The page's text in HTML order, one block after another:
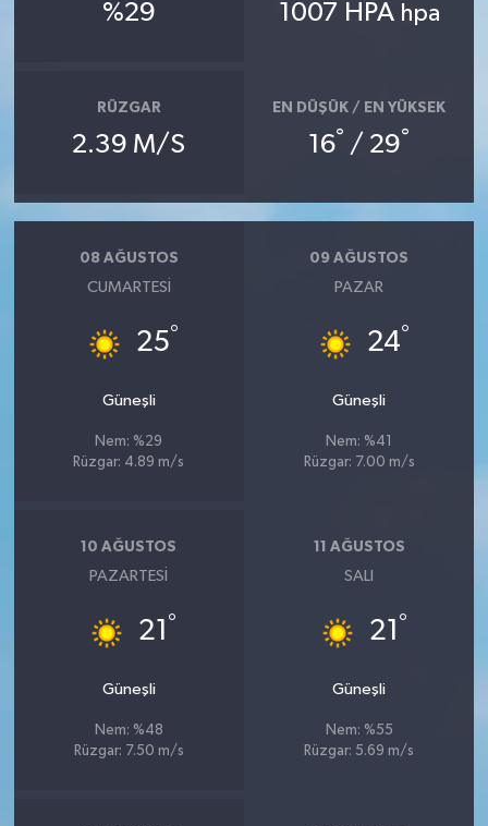
%29 1007 HPA hpa
RÜZGAR
2.39 M/S
EN DÜŞÜK / EN YÜKSEK
16° / 29°
08 AĞUSTOS
CUMARTESI
25°
Güneşli
Nem: %29
Rüzgar: 4.89 m/s
09 AĞUSTOS
PAZAR
24°
Güneşli
Nem: %41
Rüzgar: 7.00 m/s
10 AĞUSTOS
PAZARTESI
21 °
Güneşli
Nem: %48
Rüzgar: 7.50 m/s
11 AĞUSTOS
SALI
21 °
Güneşli
Nem: %55
Rüzgar: 5.69 m/s